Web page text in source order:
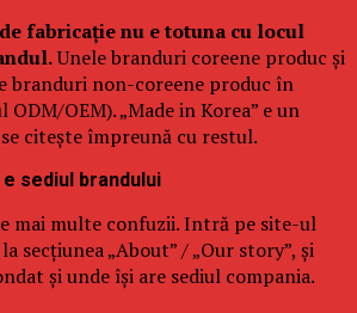
fabricație nu e totuna cu locul
Unele branduri coreene produc și
branduri non-coreene produc în
OEM). „Made in Korea” e un
citește împreună cu restul.
sediul brandului
mai multe confuzii. Intră pe site-ul
secțiunea „About” / „Our story”, și
și unde își are sediul compania.